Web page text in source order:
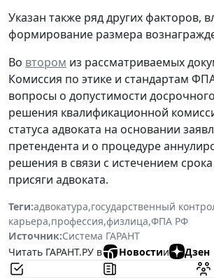
Указан также ряд других факторов,
формирование размера
Во втором из рассматриваемых
Комиссия по этике и стандартам
вопросы о допустимости
решения квалификационной
статуса адвоката на основании
претендента и о процедуре
решения в связи с истечением
присяги адвоката.
Теги:адвокатура,государственный
карьера,профессия,физлица,ФПА РФ
Источник:Система ГАРАНТ
Читать ГАРАНТ.РУ в
Новостии Дзен